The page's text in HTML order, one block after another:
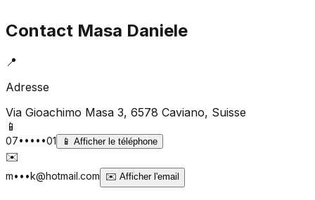
Contact Masa Daniele
📍
Adresse
Via Gioachimo Masa 3, 6578 Caviano, Suisse
📱
07•••••01 📱 Afficher le téléphone
✉️
m•••k@hotmail.com ✉️ Afficher l'email